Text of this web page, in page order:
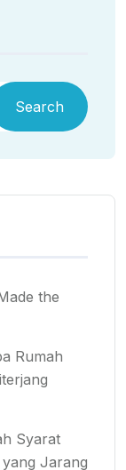
Search
the
Rumah
Syarat
Jarang